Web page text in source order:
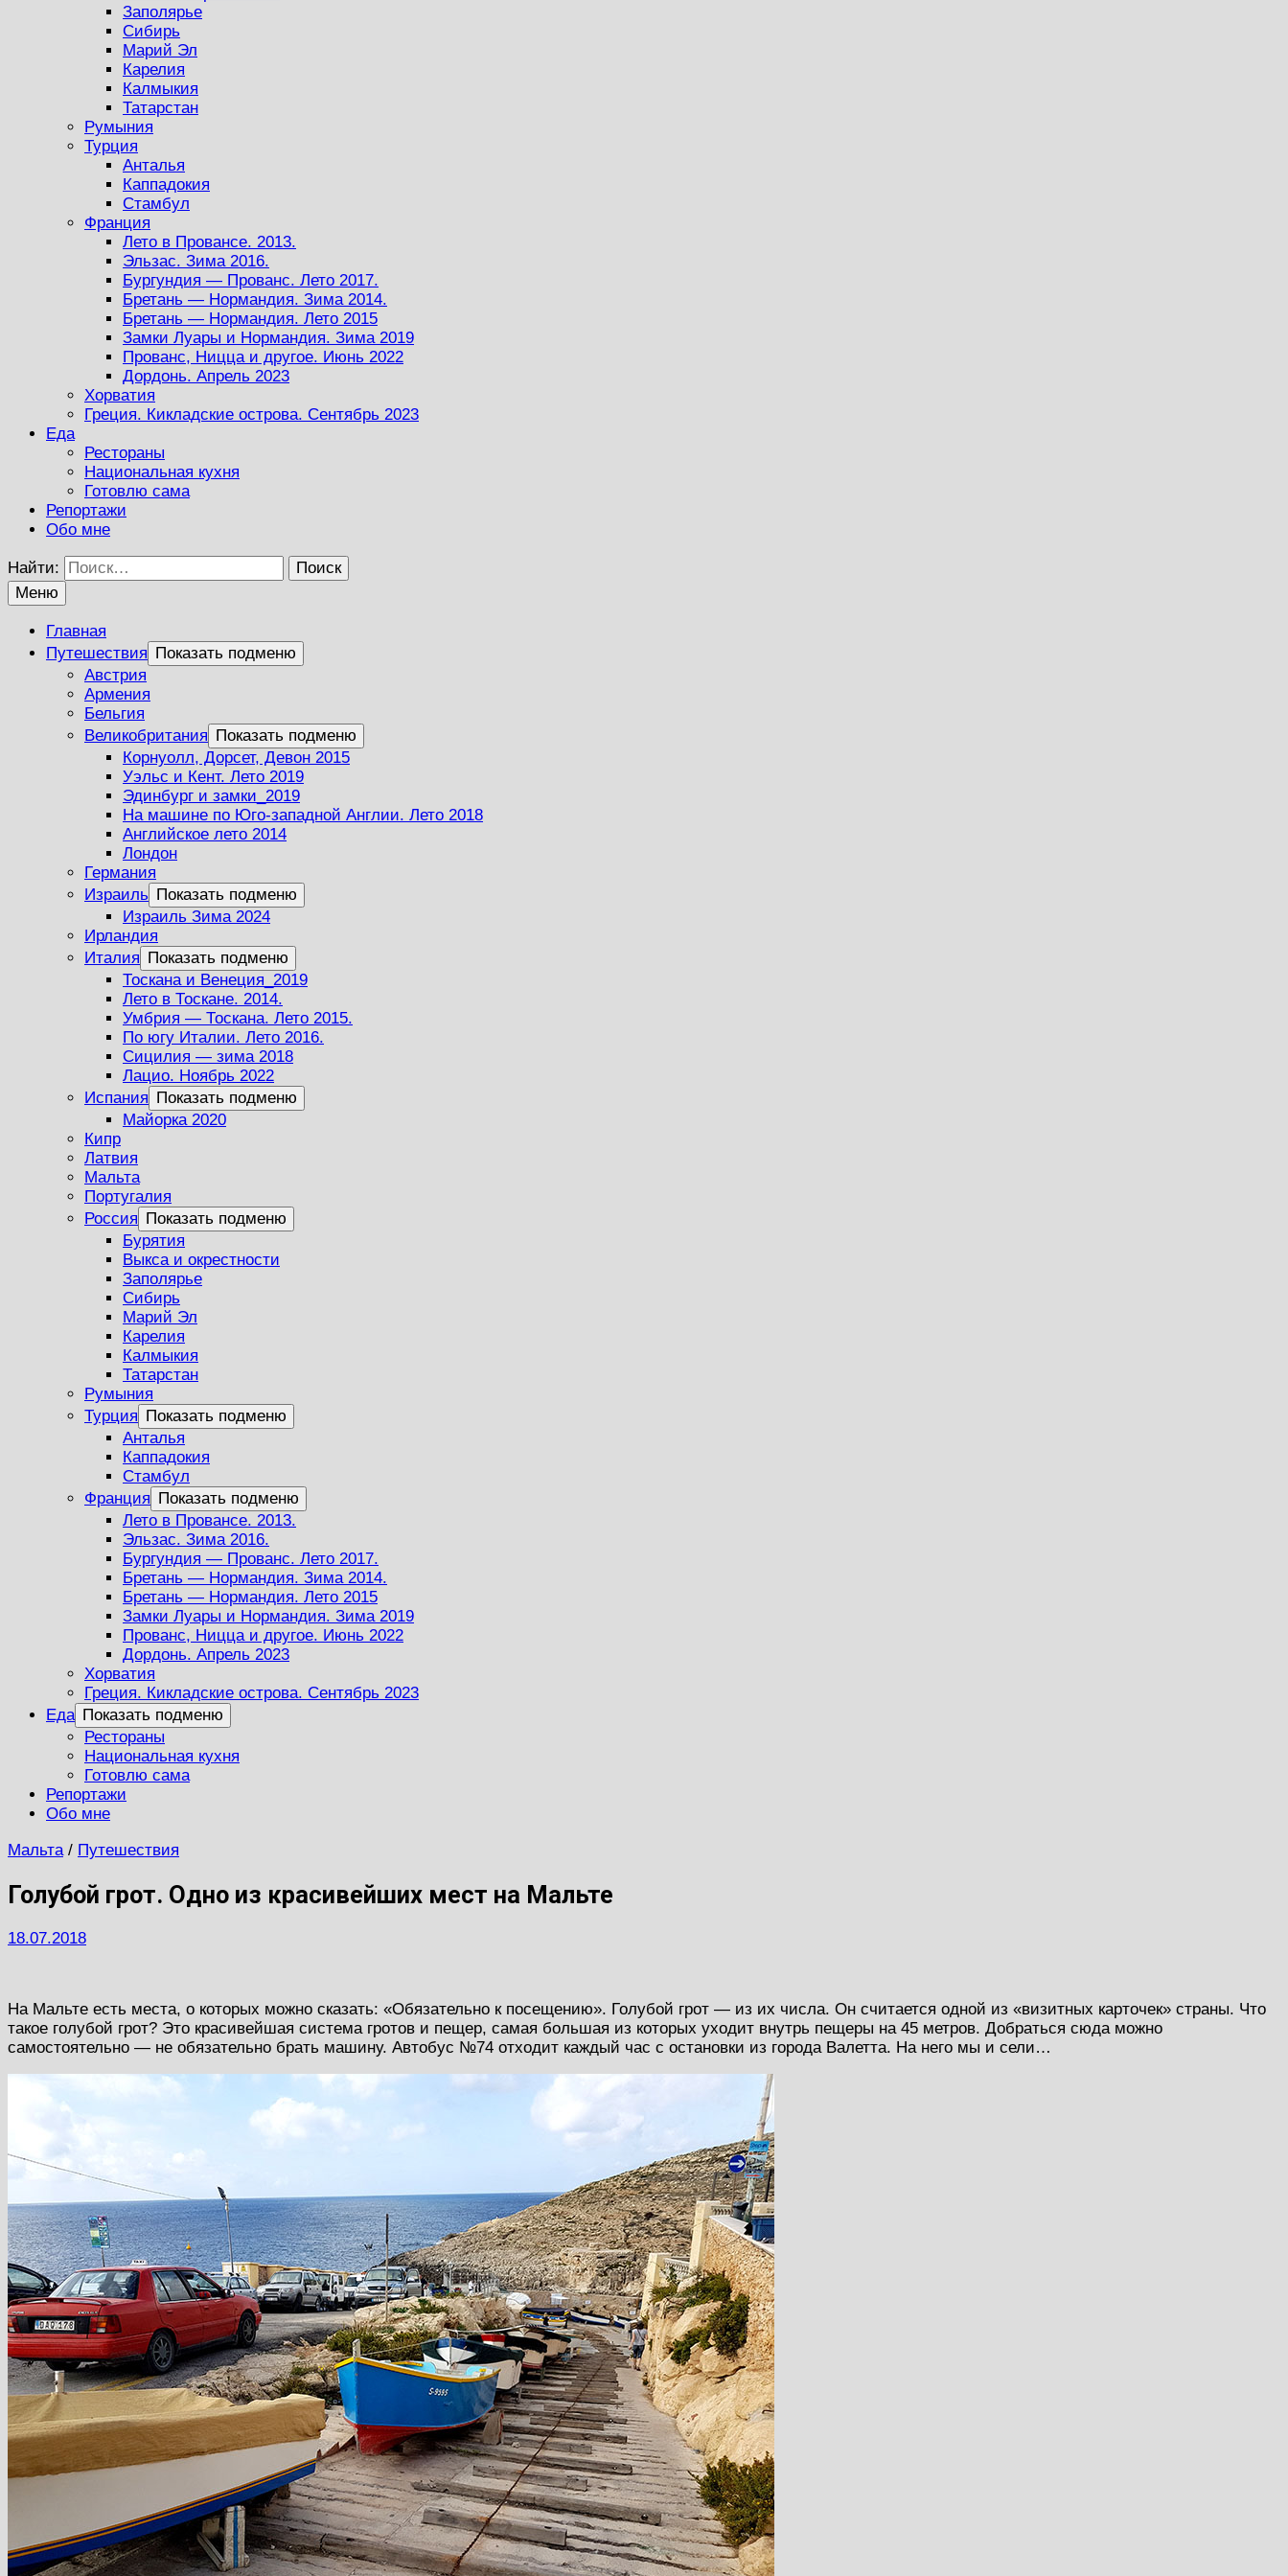
Заполярье
Сибирь
Марий Эл
Карелия
Калмыкия
Татарстан
Румыния
Турция
Анталья
Каппадокия
Стамбул
Франция
Лето в Провансе. 2013.
Эльзас. Зима 2016.
Бургундия — Прованс. Лето 2017.
Бретань — Нормандия. Зима 2014.
Бретань — Нормандия. Лето 2015
Замки Луары и Нормандия. Зима 2019
Прованс, Ницца и другое. Июнь 2022
Дордонь. Апрель 2023
Хорватия
Греция. Кикладские острова. Сентябрь 2023
Еда
Рестораны
Национальная кухня
Готовлю сама
Репортажи
Обо мне
Найти:
Меню
Главная
Путешествия Показать подменю
Австрия
Армения
Бельгия
Великобритания Показать подменю
Корнуолл, Дорсет, Девон 2015
Уэльс и Кент. Лето 2019
Эдинбург и замки_2019
На машине по Юго-западной Англии. Лето 2018
Английское лето 2014
Лондон
Германия
Израиль Показать подменю
Израиль Зима 2024
Ирландия
Италия Показать подменю
Тоскана и Венеция_2019
Лето в Тоскане. 2014.
Умбрия — Тоскана. Лето 2015.
По югу Италии. Лето 2016.
Сицилия — зима 2018
Лацио. Ноябрь 2022
Испания Показать подменю
Майорка 2020
Кипр
Латвия
Мальта
Португалия
Россия Показать подменю
Бурятия
Выкса и окрестности
Заполярье
Сибирь
Марий Эл
Карелия
Калмыкия
Татарстан
Румыния
Турция Показать подменю
Анталья
Каппадокия
Стамбул
Франция Показать подменю
Лето в Провансе. 2013.
Эльзас. Зима 2016.
Бургундия — Прованс. Лето 2017.
Бретань — Нормандия. Зима 2014.
Бретань — Нормандия. Лето 2015
Замки Луары и Нормандия. Зима 2019
Прованс, Ницца и другое. Июнь 2022
Дордонь. Апрель 2023
Хорватия
Греция. Кикладские острова. Сентябрь 2023
Еда Показать подменю
Рестораны
Национальная кухня
Готовлю сама
Репортажи
Обо мне
Мальта/ Путешествия
Голубой грот. Одно из красивейших мест на Мальте
18.07.2018
На Мальте есть места, о которых можно сказать: «Обязательно к посещению». Голубой грот — из их числа. Он считается одной из «визитных карточек» страны. Что
такое голубой грот? Это красивейшая система гротов и пещер, самая большая из которых уходит внутрь пещеры на 45 метров. Добраться сюда можно
самостоятельно — не обязательно брать машину. Автобус №74 отходит каждый час с остановки из города Валетта. На него мы и сели…